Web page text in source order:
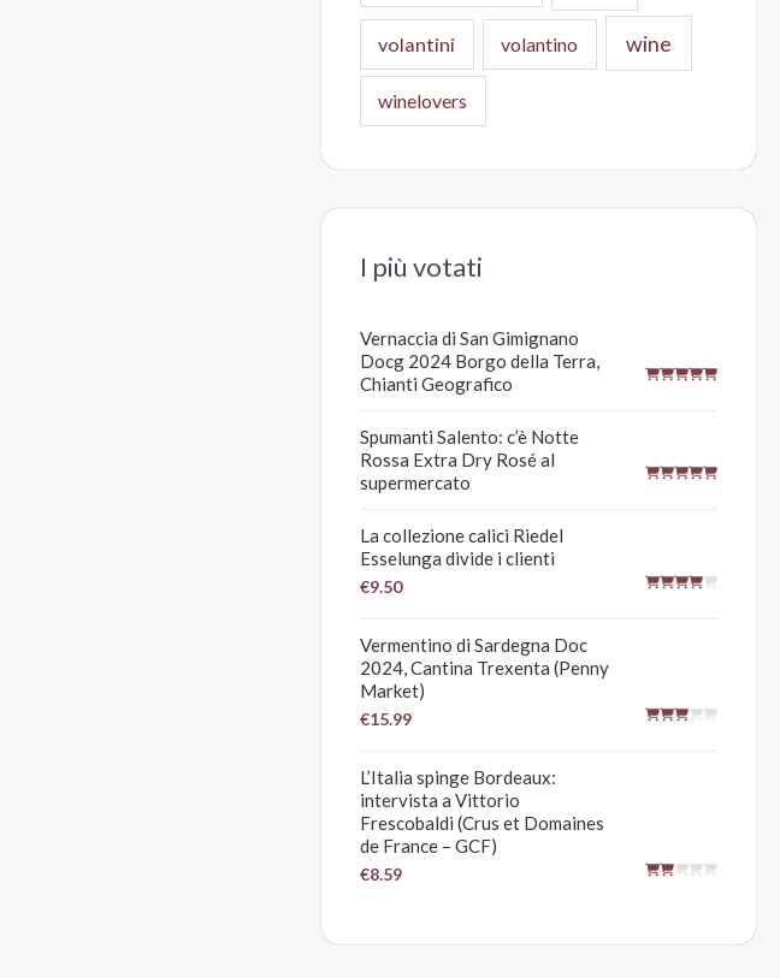
volantini volantino wine
winelovers
I più votati
Vernaccia di San Gimignano
Docg 2024 Borgo della Terra,
Chianti Geografico
Spumanti Salento: c’è Notte
Rossa Extra Dry Rosé al
supermercato
La collezione calici Riedel
Esselunga divide i clienti
€9.50
Vermentino di Sardegna Doc
2024, Cantina Trexenta (Penny
Market)
€15.99
L’Italia spinge Bordeaux:
intervista a Vittorio
Frescobaldi (Crus et Domaines
de France – GCF)
€8.59